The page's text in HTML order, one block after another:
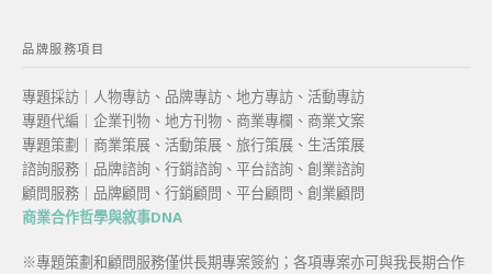
品牌服務項目
專題採訪｜人物專訪、品牌專訪、地方專訪、活動專訪
專題代編｜企業刊物、地方刊物、商業專欄、商業文案
專題策劃｜商業策展、活動策展、旅行策展、生活策展
諮詢服務｜品牌諮詢、行銷諮詢、平台諮詢、創業諮詢
顧問服務｜品牌顧問、行銷顧問、平台顧問、創業顧問
商業合作哲學與敘事DNA
※專題策劃和顧問服務僅供長期專案簽約；各項專案亦可與我長期合作